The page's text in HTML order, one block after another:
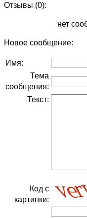
Отзывы (0):
нет
Новое сообщение:
Имя:
Тема
сообщения:
Текст:
Код с
картинки: